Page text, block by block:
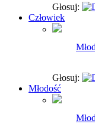
Głosuj:
Człowiek
Głosuj:
Młodość